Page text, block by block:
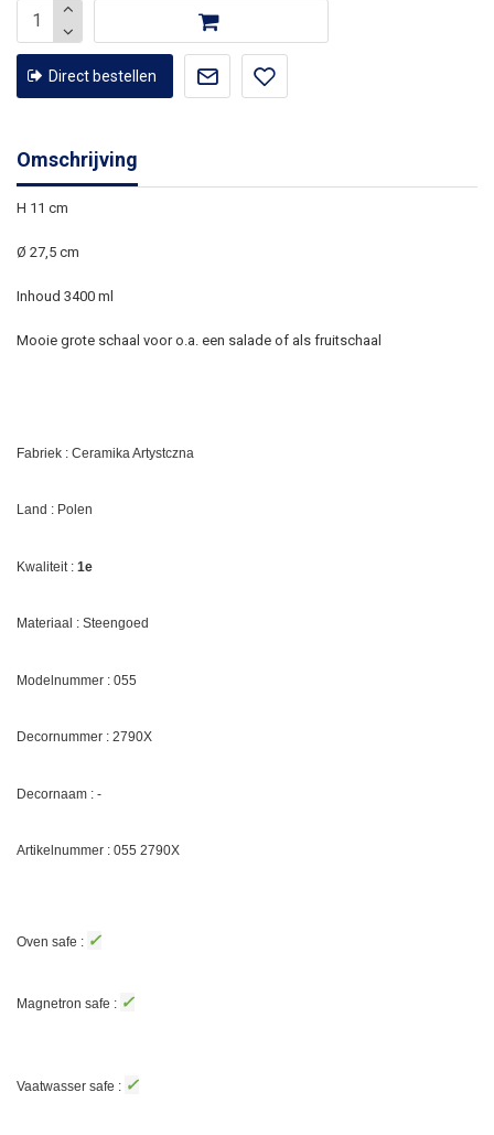
Direct bestellen
Omschrijving
H 11 cm
Ø 27,5 cm
Inhoud 3400 ml
Mooie grote schaal voor o.a. een salade of als fruitschaal
Fabriek : Ceramika Artystczna
Land : Polen
Kwaliteit : 1e
Materiaal : Steengoed
Modelnummer : 055
Decornummer : 2790X
Decornaam : -
Artikelnummer : 055 2790X
Oven safe : ✓
Magnetron safe : ✓
Vaatwasser safe : ✓